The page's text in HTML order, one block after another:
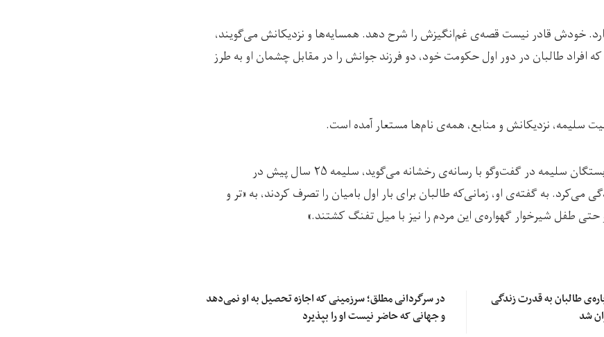
اما«سلیمه» سرنوشت تلخی دارد. خودش قادر نیست قصه‌ی غم‌‎انگیزش را شرح دهد. همسایه‌ها و نزدیکانش می‌گویند،
که افراد طالبان در دور اول حکومت خود، دو فرزند جوانش را در مقابل چشمان او به طرز
سلیمه، نزدیکانش و منابع، همه‌ی نام‌ها مستعار آمده است.
محمدعزیز ۵۳ ساله، یکی از بستگان سلیمه در گفت‌وگو با رسانه‌ی رخشانه می‌گوید، سلیمه ۲۵ سال پیش در
می‌کرد. به گفته‌ی او، زمانی‌که طالبان برای بار اول بامیان را تصرف کردند، به «تر و
طفل شیرخوار گهواره‌ی این مردم را نیز با میل تفنگ کشتند.»
طالبان به قدرت زندگی
شد
در سرگردانی مطلق؛ سرزمینی که اجازه تحصیل به او نمی‌دهد
و جهانی که حاضر نیست او را بپذیرد